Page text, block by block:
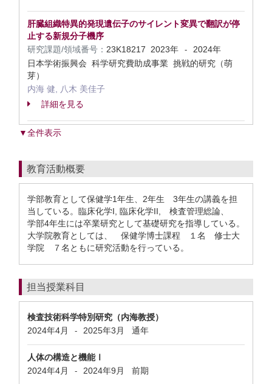
肝臓組織特異的発現遺伝子のサイレント変異で翻訳が停
止する新規分子機序
研究課題/領域番号： 23K18217 2023年 -
2024年
日本学術振興会 科学研究費助成事業 挑戦的研究（萌
芽）
内海 健, 八木 美佳子
詳細を見る
▼全件表示
教育活動概要
学部教育として保健学1年生、2年生 3年生の講義を担
当している。臨床化学I, 臨床化学II, 検査管理総論、
学部4年生には卒業研究として基礎研究を指導している。
大学院教育としては、 保健学博士課程 １名 修士大
学院 ７名ともに研究活動を行っている。
担当授業科目
検査技術科学特別研究（内海教授）
2024年4月
- 2025年3月 通年
人体の構造と機能Ⅰ
2024年4月
- 2024年9月 前期